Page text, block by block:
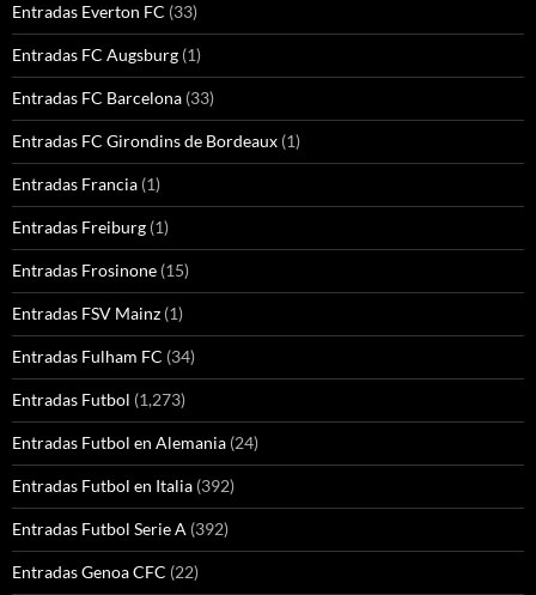
Entradas Everton FC (33)
Entradas FC Augsburg (1)
Entradas FC Barcelona (33)
Entradas FC Girondins de Bordeaux (1)
Entradas Francia (1)
Entradas Freiburg (1)
Entradas Frosinone (15)
Entradas FSV Mainz (1)
Entradas Fulham FC (34)
Entradas Futbol (1,273)
Entradas Futbol en Alemania (24)
Entradas Futbol en Italia (392)
Entradas Futbol Serie A (392)
Entradas Genoa CFC (22)